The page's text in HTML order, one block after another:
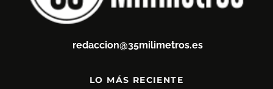
redaccion@35milimetros.es
LO MÁS RECIENTE